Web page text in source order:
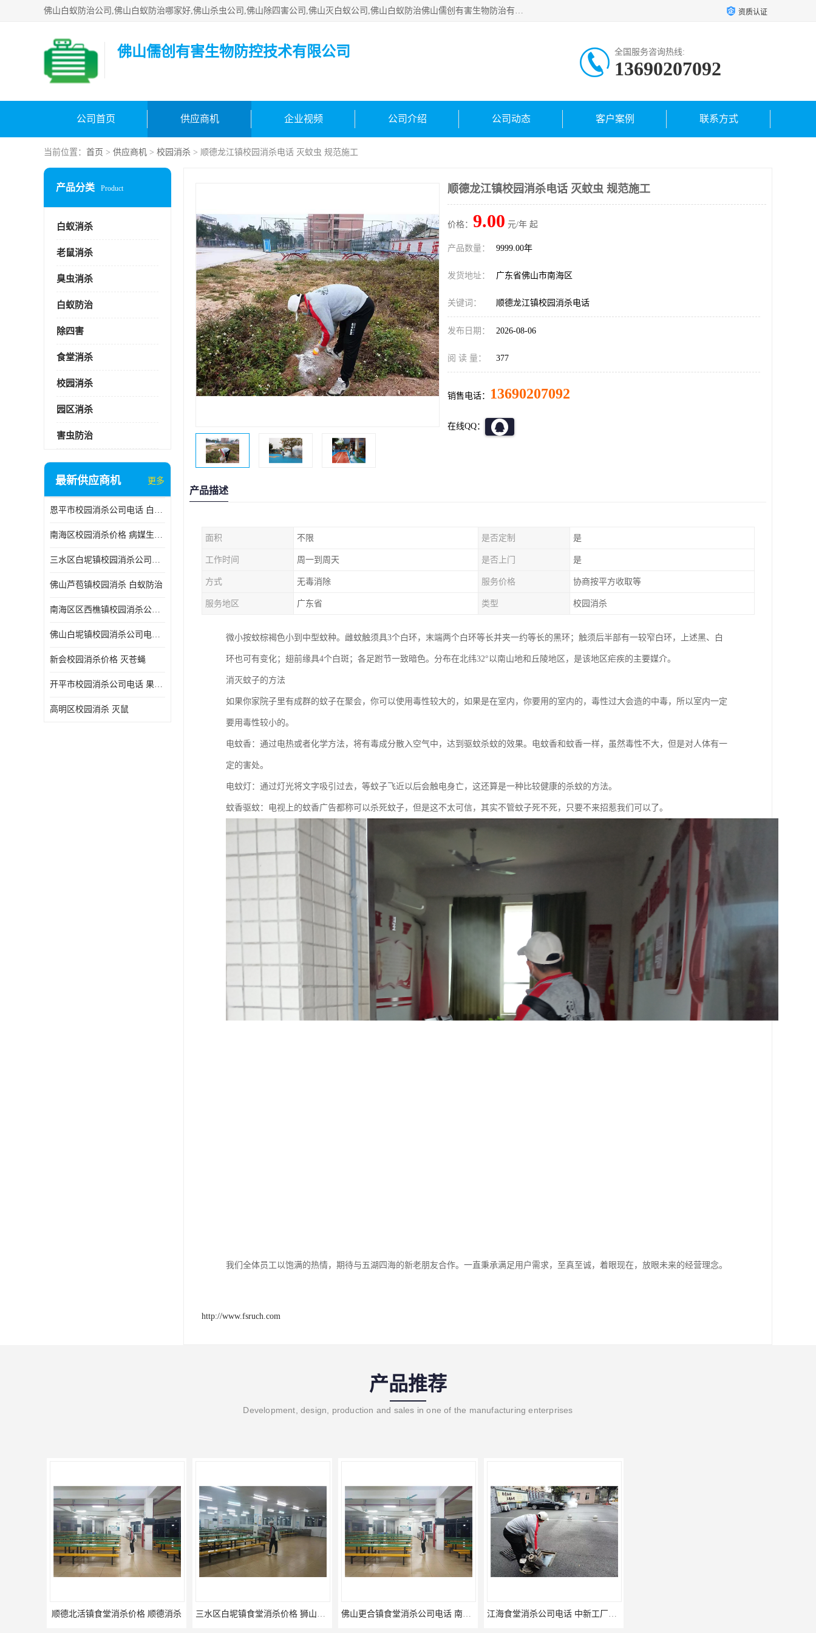
佛山白蚁防治公司,佛山白蚁防治哪家好,佛山杀虫公司,佛山除四害公司,佛山灭白蚁公司,佛山白蚁防治佛山儒创有害生物防治有限公司是一家佛山杀虫公司、佛山除四害公司、佛山灭白蚁公司、佛山白蚁防治公司，让您远离虫害困扰。要问佛山白蚁防治哪家好？佛山儒创有害生物防治有限公司全佛山、广州，正规公司，上门勘查，可靠，售后有保障。 资质认证
佛山儒创有害生物防控技术有限公司 全国服务咨询热线:
13690207092
公司首页 供应商机 企业视频 公司介绍 公司动态 客户案例 联系方式
当前位置： 首页 > 供应商机 > 校园消杀 > 顺德龙江镇校园消杀电话 灭蚊虫 规范施工
产品分类 Product
白蚁消杀
老鼠消杀
臭虫消杀
白蚁防治
除四害
食堂消杀
校园消杀
园区消杀
害虫防治
最新供应商机 更多
恩平市校园消杀公司电话 白蚁工程
南海区校园消杀价格 病媒生物防治
三水区白坭镇校园消杀公司电话 消杀记录表
佛山芦苞镇校园消杀 白蚁防治
南海区区西樵镇校园消杀公司 害虫防治
佛山白坭镇校园消杀公司电话 除四害
新会校园消杀价格 灭苍蝇
开平市校园消杀公司电话 果蝇防治
高明区校园消杀 灭鼠
顺德龙江镇校园消杀电话 灭蚊虫 规范施工
价格： 9.00 元/年 起
产品数量： 9999.00年
发货地址： 广东省佛山市南海区
关键词： 顺德龙江镇校园消杀电话
发布日期： 2026-08-06
阅 读 量： 377
销售电话： 13690207092
在线QQ：
产品描述
面积 不限 是否定制 是
工作时间 周一到周天 是否上门 是
方式 无毒消除 服务价格 协商按平方收取等
服务地区 广东省 类型 校园消杀
微小按蚊棕褐色小到中型蚊种。雌蚊触须具3个白环，末端两个白环等长并夹一约等长的黑环；触须后半部有一较窄白环，上述黑、白
环也可有变化；翅前缘具4个白斑；各足跗节一致暗色。分布在北纬32°以南山地和丘陵地区，是该地区疟疾的主要媒介。
消灭蚊子的方法
如果你家院子里有成群的蚊子在聚会，你可以使用毒性较大的，如果是在室内，你要用的室内的，毒性过大会造的中毒，所以室内一定
要用毒性较小的。
电蚊香：通过电热或者化学方法，将有毒成分散入空气中，达到驱蚊杀蚊的效果。电蚊香和蚊香一样，虽然毒性不大，但是对人体有一
定的害处。
电蚊灯：通过灯光将文字吸引过去，等蚊子飞近以后会触电身亡，这还算是一种比较健康的杀蚊的方法。
蚊香驱蚊：电视上的蚊香广告都称可以杀死蚊子，但是这不太可信，其实不管蚊子死不死，只要不来招惹我们可以了。
我们全体员工以饱满的热情，期待与五湖四海的新老朋友合作。一直秉承满足用户需求，至真至诚，着眼现在，放眼未来的经营理念。
http://www.fsruch.com
产品推荐
Development, design, production and sales in one of the manufacturing enterprises
顺德北活镇食堂消杀价格 顺德消杀 三水区白坭镇食堂消杀价格 狮山工厂灭鼠云 佛山更合镇食堂消杀公司电话 南海消杀 江海食堂消杀公司电话 中新工厂灭鼠